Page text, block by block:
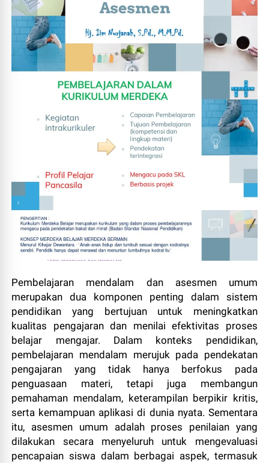
Pembelajaran mendalam dan asesmen umum
merupakan dua komponen penting dalam sistem
pendidikan yang bertujuan untuk meningkatkan
kualitas pengajaran dan menilai efektivitas proses
belajar mengajar. Dalam konteks pendidikan,
pembelajaran mendalam merujuk pada pendekatan
pengajaran yang tidak hanya berfokus pada
penguasaan materi, tetapi juga membangun
pemahaman mendalam, keterampilan berpikir kritis,
serta kemampuan aplikasi di dunia nyata. Sementara
itu, asesmen umum adalah proses penilaian yang
dilakukan secara menyeluruh untuk mengevaluasi
pencapaian siswa dalam berbagai aspek, termasuk